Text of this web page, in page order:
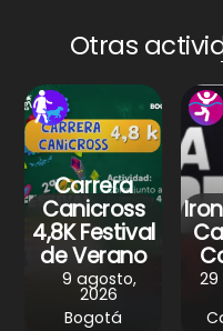
A
p
p
Otras
Carrera
Canicross
4,8K Festival
de Verano
9 agosto,
2026
Bogotá